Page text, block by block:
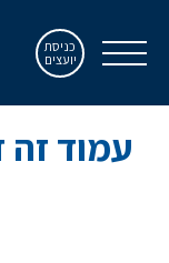
כניסת
יועצים
עמוד זה